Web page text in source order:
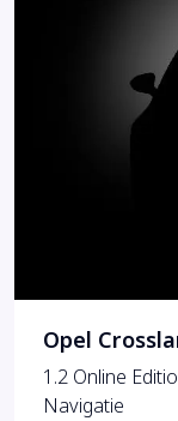
Opel
1.2 Online
Navigatie